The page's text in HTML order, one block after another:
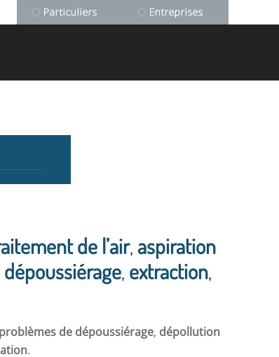
de l’air, aspiration
dépoussiérage, extraction,
problèmes de dépoussiérage, dépollution
.